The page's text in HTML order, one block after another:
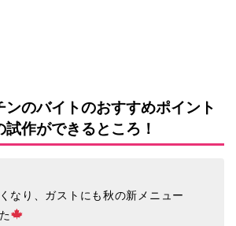
ンのバイトのおすすめポイント
作ができるところ！
なり、ガストにも秋の新メニュー